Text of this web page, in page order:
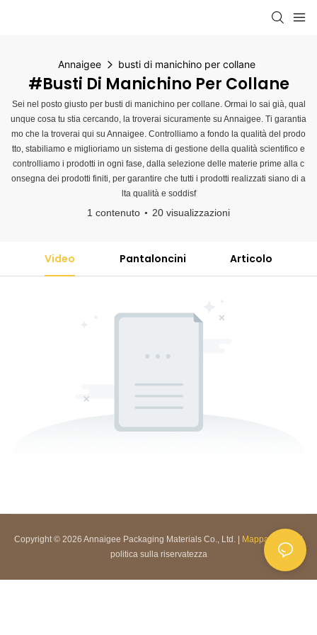
Annaigee busti di manichino per collane
#busti Di Manichino Per Collane
Sei nel posto giusto per busti di manichino per collane. Ormai lo sai già, qual
unque cosa tu stia cercando, la troverai sicuramente su Annaigee. Ti garantia
mo che la troverai qui su Annaigee. Controlliamo a fondo la qualità del prodo
tto, stabiliamo e miglioriamo un sistema di gestione della qualità scientifico e
controlliamo i prodotti in ogni fase, dalla selezione delle materie prime alla c
onsegna dei prodotti finiti, per garantire che tutti i prodotti realizzati siano di a
lta qualità e soddisf
1 contenuto 20 visualizzazioni
Video Pantaloncini Articolo
Copyright © 2026 Annaigee Packaging Materials Co., Ltd. | Mappa del sito
|
politica sulla riservatezza